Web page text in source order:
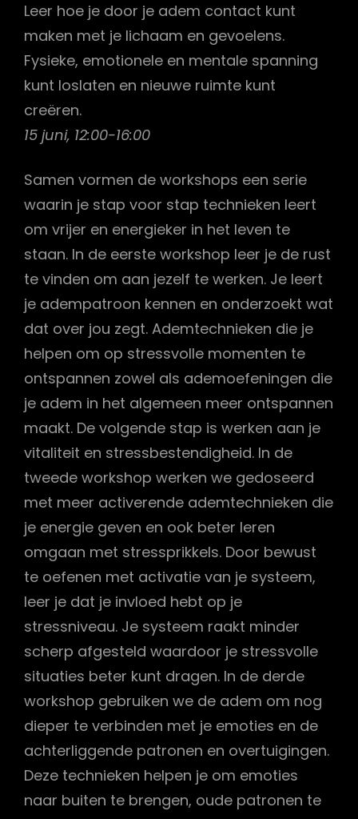
Leer hoe je door je adem contact kunt
maken met je lichaam en gevoelens.
Fysieke, emotionele en mentale spanning
kunt loslaten en nieuwe ruimte kunt
creëren.
15 juni, 12:00-16:00
Samen vormen de workshops een serie
waarin je stap voor stap technieken leert
om vrijer en energieker in het leven te
staan. In de eerste workshop leer je de rust
te vinden om aan jezelf te werken. Je leert
je adempatroon kennen en onderzoekt wat
dat over jou zegt. Ademtechnieken die je
helpen om op stressvolle momenten te
ontspannen zowel als ademoefeningen die
je adem in het algemeen meer ontspannen
maakt. De volgende stap is werken aan je
vitaliteit en stressbestendigheid. In de
tweede workshop werken we gedoseerd
met meer activerende ademtechnieken die
je energie geven en ook beter leren
omgaan met stressprikkels. Door bewust
te oefenen met activatie van je systeem,
leer je dat je invloed hebt op je
stressniveau. Je systeem raakt minder
scherp afgesteld waardoor je stressvolle
situaties beter kunt dragen. In de derde
workshop gebruiken we de adem om nog
dieper te verbinden met je emoties en de
achterliggende patronen en overtuigingen.
Deze technieken helpen je om emoties
naar buiten te brengen, oude patronen te